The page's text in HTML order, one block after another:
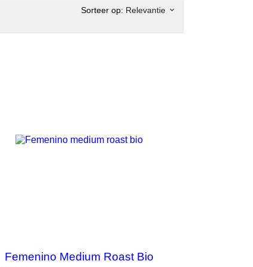
Sorteer op: Relevantie keyboard_arrow_down
Femenino Medium Roast Bio